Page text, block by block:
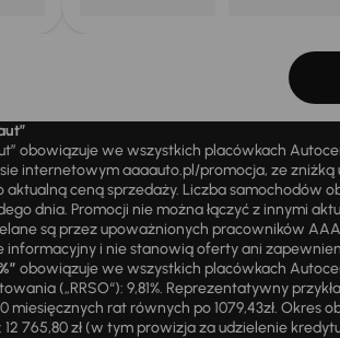
obowiązuje we wszystkich placówkach
internetowym aaaauto.pl/promocja, ze
aktualną ceną sprzedaży. Liczba
dnia. Promocji nie można łączyć z innymi
są przez upoważnionych pracowników
i nie stanowią oferty ani
obowiązuje we wszystkich placówkach
(„RRSO“): 9,81%. Reprezentatywny
miesięcznych rat równych po 1079,43zł.
765,80 zł (w tym prowizja za udzielenie